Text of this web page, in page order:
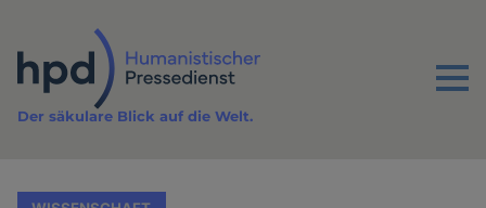
Inhalt
Menu
Der säkulare Blick auf die Welt.